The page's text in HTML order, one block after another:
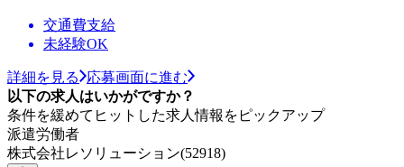
交通費支給
未経験OK
詳細を見る
応募画面に進む
以下の求人はいかがですか？
条件を緩めてヒットした求人情報をピックアップ
派遣労働者
株式会社レソリューション(52918)